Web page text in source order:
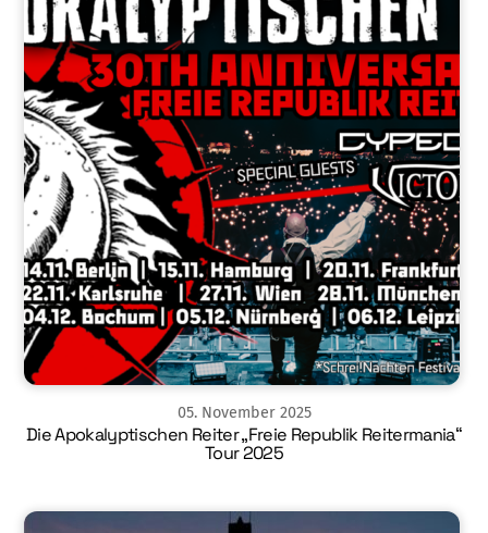
05. November 2025
Die Apokalyptischen Reiter „Freie Republik Reitermania“
Tour 2025